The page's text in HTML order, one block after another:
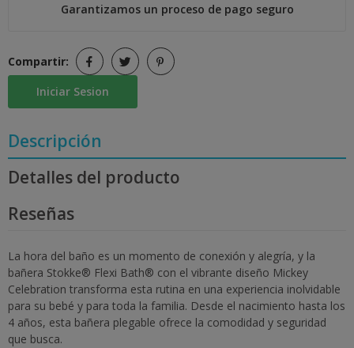
Garantizamos un proceso de pago seguro
Compartir:
Iniciar Sesion
Descripción
Detalles del producto
Reseñas
La hora del baño es un momento de conexión y alegría, y la
bañera Stokke® Flexi Bath® con el vibrante diseño Mickey
Celebration transforma esta rutina en una experiencia inolvidable
para su bebé y para toda la familia. Desde el nacimiento hasta los
4 años, esta bañera plegable ofrece la comodidad y seguridad
que busca.